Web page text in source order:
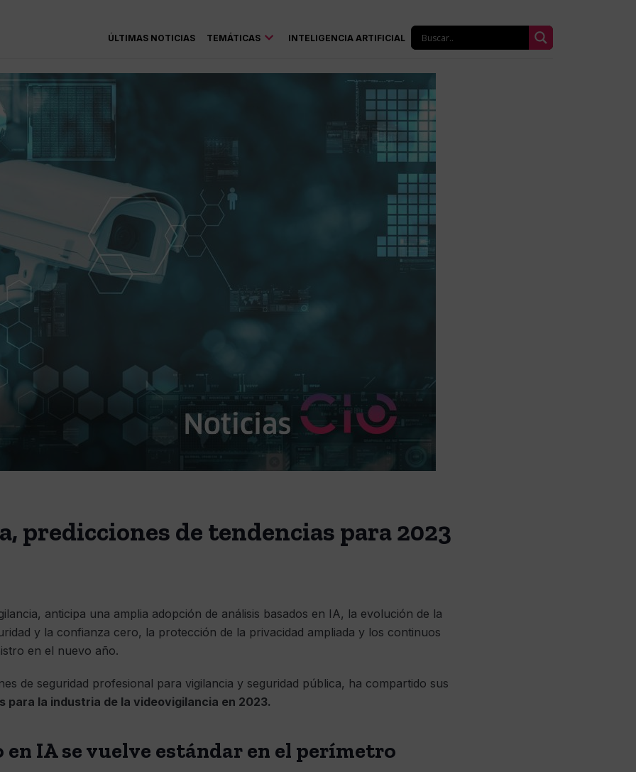
ÚLTIMAS NOTICIAS TEMÁTICAS INTELIGENCIA ARTIFICIAL
predicciones de tendencias para 2023
anticipa una amplia adopción de análisis basados ​​en IA, la evolución de la
y la confianza cero, la protección de la privacidad ampliada y los continuos
en el nuevo año.
de seguridad profesional para vigilancia y seguridad pública, ha compartido sus
para la industria de la videovigilancia en 2023.
en IA se vuelve estándar en el perímetro